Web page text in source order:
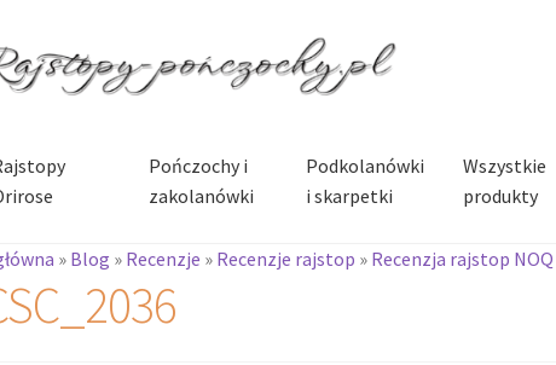
Pończochy i
zakolanówki
Podkolanówki
i skarpetki
Wszystkie
produkty
» Blog » Recenzje » Recenzje rajstop » Recenzja rajstop